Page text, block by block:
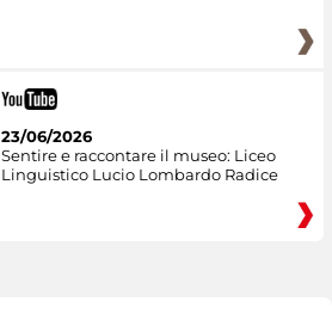
23/06/2026
Sentire e raccontare il museo: Liceo
Linguistico Lucio Lombardo Radice